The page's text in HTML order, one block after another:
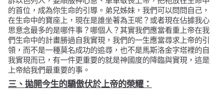
的首位，成為你生命的引導。弟兄姊妹，我們可以問問自己，
在生命中的寶座上，現在是誰坐著為王呢？或者現在佔據我心
思意念最多的是哪件事？哪個人？其實我們應當看重上帝在我
們生命中的計畫勝過自我實現，我們的一生應當尋求上帝的引
領，而不是一種莫名成功的追尋，也不是馬斯洛金字塔裡的自
我實現而已，有一件更重要的就是神國度的降臨與實現，這是
上帝給我們最重要的事。
三、拋開今生的驕傲伏於上帝的榮耀：